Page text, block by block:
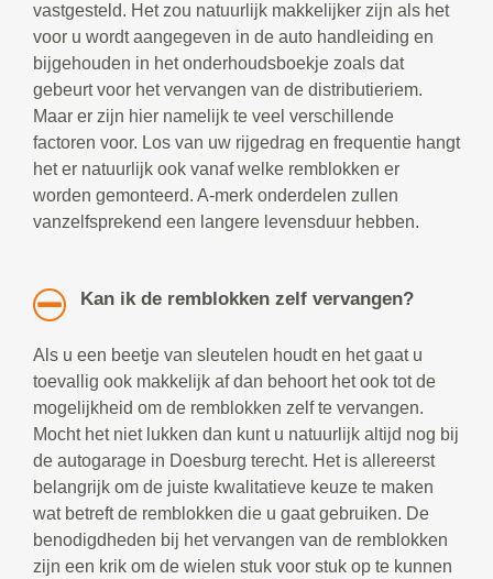
vastgesteld. Het zou natuurlijk makkelijker zijn als het
voor u wordt aangegeven in de auto handleiding en
bijgehouden in het onderhoudsboekje zoals dat
gebeurt voor het vervangen van de distributieriem.
Maar er zijn hier namelijk te veel verschillende
factoren voor. Los van uw rijgedrag en frequentie hangt
het er natuurlijk ook vanaf welke remblokken er
worden gemonteerd. A-merk onderdelen zullen
vanzelfsprekend een langere levensduur hebben.
Kan ik de remblokken zelf vervangen?
Als u een beetje van sleutelen houdt en het gaat u
toevallig ook makkelijk af dan behoort het ook tot de
mogelijkheid om de remblokken zelf te vervangen.
Mocht het niet lukken dan kunt u natuurlijk altijd nog bij
de autogarage in Doesburg terecht. Het is allereerst
belangrijk om de juiste kwalitatieve keuze te maken
wat betreft de remblokken die u gaat gebruiken. De
benodigdheden bij het vervangen van de remblokken
zijn een krik om de wielen stuk voor stuk op te kunnen